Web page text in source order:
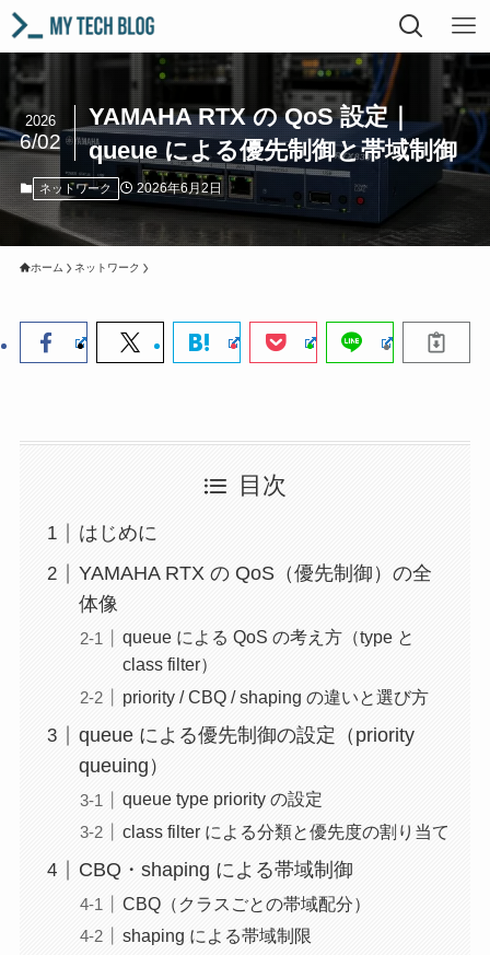
YAMAHA RTX の QoS 設定｜
queue による優先制御と帯域制御
2026
6/02
ネットワーク 2026年6月2日
ホーム ネットワーク
目次
はじめに
YAMAHA RTX の QoS（優先制御）の全
体像
queue による QoS の考え方（type と
class filter）
priority / CBQ / shaping の違いと選び方
queue による優先制御の設定（priority
queuing）
queue type priority の設定
class filter による分類と優先度の割り当て
CBQ・shaping による帯域制御
CBQ（クラスごとの帯域配分）
shaping による帯域制限